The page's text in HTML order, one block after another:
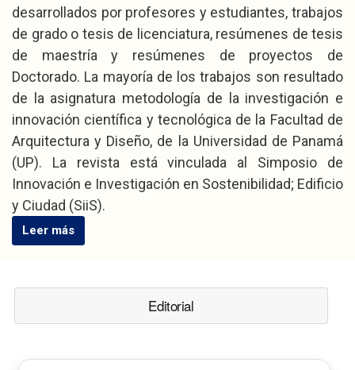
desarrollados por profesores y estudiantes, trabajos
de grado o tesis de licenciatura, resúmenes de tesis
de maestría y resúmenes de proyectos de
Doctorado. La mayoría de los trabajos son resultado
de la asignatura metodología de la investigación e
innovación científica y tecnológica de la Facultad de
Arquitectura y Diseño, de la Universidad de Panamá
(UP). La revista está vinculada al Simposio de
Innovación e Investigación en Sostenibilidad; Edificio
y Ciudad (SiiS).
Leer más
Editorial